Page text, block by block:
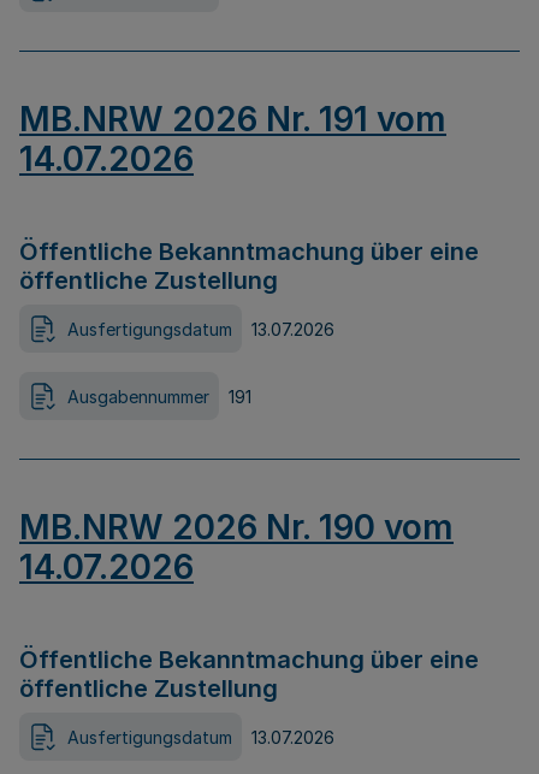
MB.NRW 2026 Nr. 191 vom
14.07.2026
Öffentliche Bekanntmachung über eine
öffentliche Zustellung
Ausfertigungsdatum 13.07.2026
Ausgabennummer 191
MB.NRW 2026 Nr. 190 vom
14.07.2026
Öffentliche Bekanntmachung über eine
öffentliche Zustellung
Ausfertigungsdatum 13.07.2026